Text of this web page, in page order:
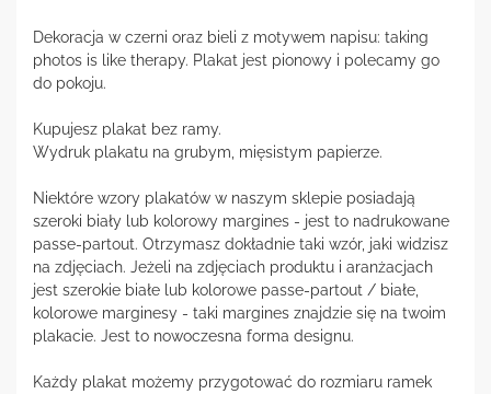
Dekoracja w czerni oraz bieli z motywem napisu: taking
photos is like therapy. Plakat jest pionowy i polecamy go
do pokoju.
Kupujesz plakat bez ramy.
Wydruk plakatu na grubym, mięsistym papierze.
Niektóre wzory plakatów w naszym sklepie posiadają
szeroki biały lub kolorowy margines - jest to nadrukowane
passe-partout. Otrzymasz dokładnie taki wzór, jaki widzisz
na zdjęciach. Jeżeli na zdjęciach produktu i aranżacjach
jest szerokie białe lub kolorowe passe-partout / białe,
kolorowe marginesy - taki margines znajdzie się na twoim
plakacie. Jest to nowoczesna forma designu.
Każdy plakat możemy przygotować do rozmiaru ramek